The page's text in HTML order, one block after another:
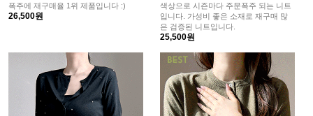
폭주에 재구매율 1위 제품입니다 :)
26,500원
색상으로 시즌마다 주문폭주 되는 니트
입니다. 가성비 좋은 소재로 재구매 많
은 검증된 니트입니다.
25,500원